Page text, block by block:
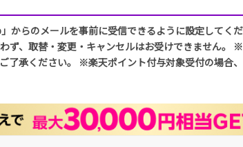
らのメールを事前に受信できるように設定してく
、取替・変更・キャンセルはお受けできません。
承ください。 ※楽天ポイント付与対象受付の場合